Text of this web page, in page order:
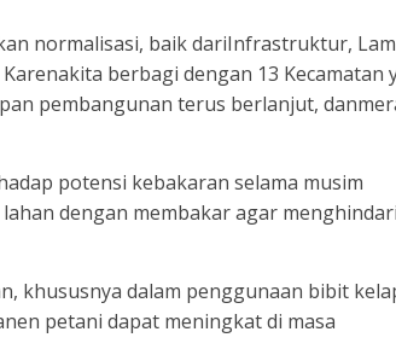
normalisasi, baik dariInfrastruktur,
berbagi dengan 13 Kecamatan
pembangunan terus berlanjut,
potensi kebakaran selama musim
dengan membakar agar menghindari
khususnya dalam penggunaan bibit
petani dapat meningkat di masa